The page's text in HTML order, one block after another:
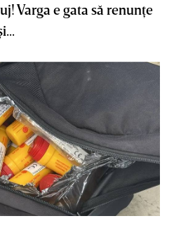
Varga e gata să renunţe